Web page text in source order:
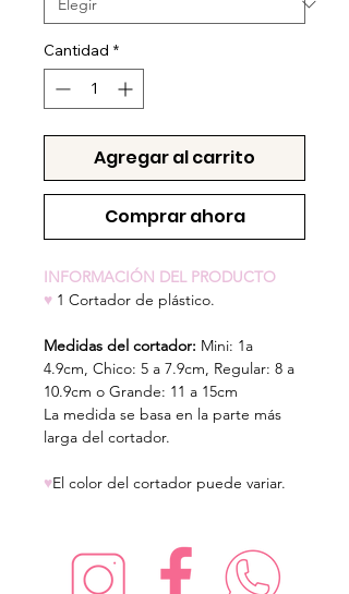
Cantidad *
Agregar al carrito
Comprar ahora
INFORMACIÓN DEL PRODUCTO
♥ 1 Cortador de plástico.
Medidas del cortador: Mini: 1a
4.9cm, Chico: 5 a 7.9cm, Regular: 8 a
10.9cm o Grande: 11 a 15cm
La medida se basa en la parte más
larga del cortador.
♥El color del cortador puede variar.